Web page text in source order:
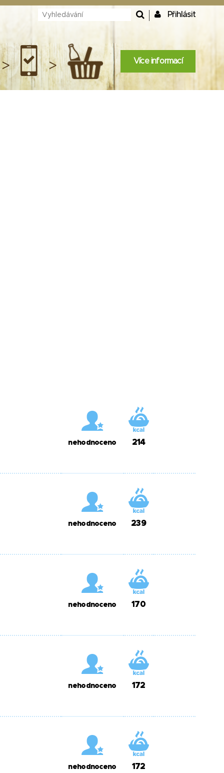
Přihlásit
> > Více informací
nehodnoceno 214
nehodnoceno 239
nehodnoceno 170
nehodnoceno 172
nehodnoceno 172